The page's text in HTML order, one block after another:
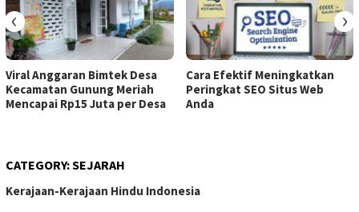
Viral Anggaran Bimtek Desa
Kecamatan Gunung Meriah
Mencapai Rp15 Juta per Desa
Cara Efektif Meningkatkan
Peringkat SEO Situs Web
Anda
‹ ›
CATEGORY:SEJARAH
Kerajaan-Kerajaan Hindu Indonesia